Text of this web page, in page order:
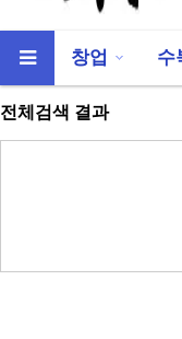
창업 수
전체검색 결과